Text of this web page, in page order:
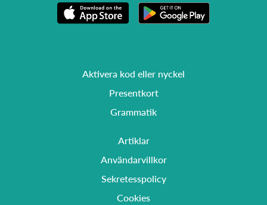
Aktivera kod eller nyckel
Presentkort
Grammatik
Artiklar
Användarvillkor
Sekretesspolicy
Cookies